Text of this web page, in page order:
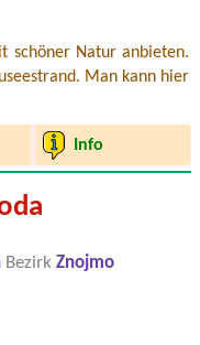
schöner Natur anbieten.
Man kann hier
Info
Bezirk Znojmo